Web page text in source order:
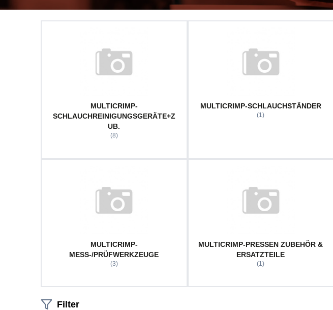
MULTICRIMP-
SCHLAUCHREINIGUNGSGERÄTE+Z
UB.
(8)
MULTICRIMP-SCHLAUCHSTÄNDER
(1)
MULTICRIMP-
MESS-/PRÜFWERKZEUGE
(3)
MULTICRIMP-PRESSEN ZUBEHÖR &
ERSATZTEILE
(1)
Filter